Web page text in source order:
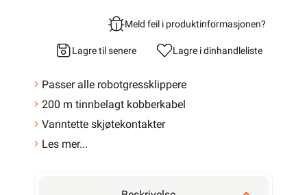
Meld feil i produktinformasjonen?
Lagre til senere Lagre i dinhandleliste
Passer alle robotgressklippere
200 m tinnbelagt kobberkabel
Vanntette skjøtekontakter
Les mer...